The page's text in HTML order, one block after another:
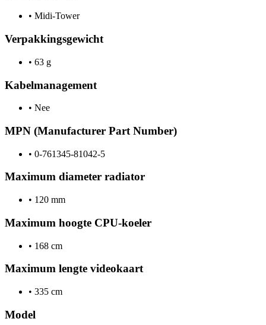
• Midi-Tower
Verpakkingsgewicht
• 63 g
Kabelmanagement
• Nee
MPN (Manufacturer Part Number)
• 0-761345-81042-5
Maximum diameter radiator
• 120 mm
Maximum hoogte CPU-koeler
• 168 cm
Maximum lengte videokaart
• 335 cm
Model